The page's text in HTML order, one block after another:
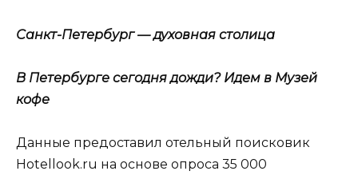
Санкт-Петербург — духовная столица
В Петербурге сегодня дожди? Идем в Музей
кофе
Данные предоставил отельный поисковик
Hotellook.ru на основе опроса 35 000